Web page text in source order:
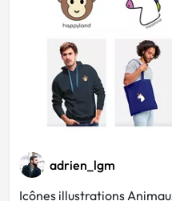
adrien_lgm
Icônes illustrations